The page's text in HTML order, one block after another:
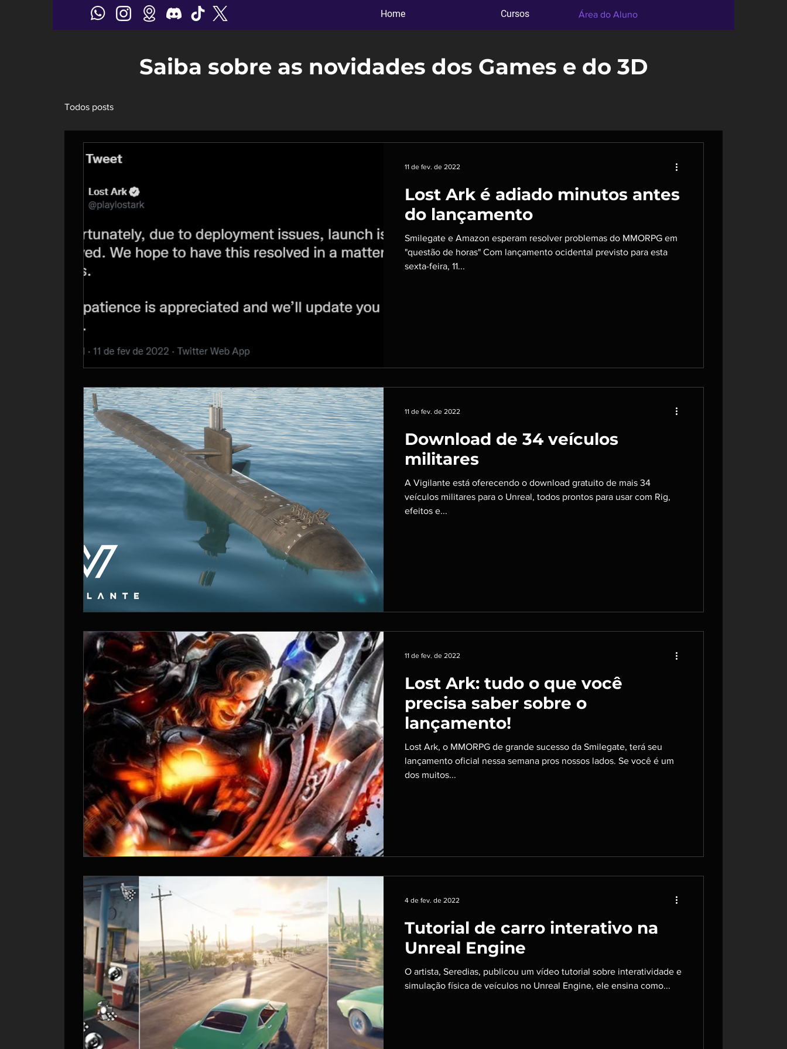
Home Cursos Área do Aluno
Saiba sobre as novidades dos Games e do 3D
Todos posts
Lost Ark é adiado minutos antes
do lançamento
Smilegate e Amazon esperam resolver problemas do MMORPG em
"questão de horas" Com lançamento ocidental previsto para esta
sexta-feira, 11...
11 de fev. de 2022
Download de 34 veículos
militares
A Vigilante está oferecendo o download gratuito de mais 34
veículos militares para o Unreal, todos prontos para usar com Rig,
efeitos e...
11 de fev. de 2022
Lost Ark: tudo o que você
precisa saber sobre o
lançamento!
Lost Ark, o MMORPG de grande sucesso da Smilegate, terá seu
lançamento oficial nessa semana pros nossos lados. Se você é um
dos muitos...
11 de fev. de 2022
Tutorial de carro interativo na
Unreal Engine
O artista, Seredias, publicou um vídeo tutorial sobre interatividade e
simulação física de veículos no Unreal Engine, ele ensina como...
4 de fev. de 2022